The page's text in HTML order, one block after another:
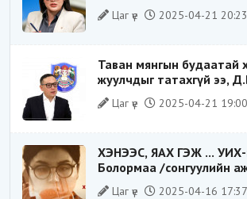
Цаг үе 2025-04-21
Таван мянгын будаатай
жуулчдыг татахгүй ээ,
Цаг үе 2025-04-21
ХЭНЭЭС, ЯАХ ГЭЖ ... УИХ-
Болормаа /сонгуулийн
гадаадын компаниас
Цаг үе 2025-04-16